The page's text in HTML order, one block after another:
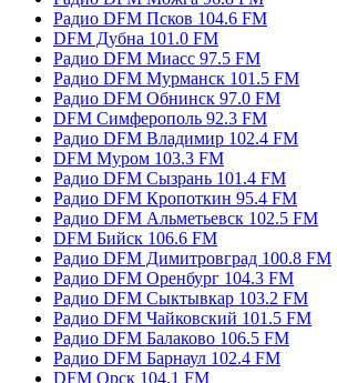
Радио DFM Псков 104.6 FM
DFM Дубна 101.0 FM
Радио DFM Миасс 97.5 FM
Радио DFM Мурманск 101.5 FM
Радио DFM Обнинск 97.0 FM
DFM Симферополь 92.3 FM
Радио DFM Владимир 102.4 FM
DFM Муром 103.3 FM
Радио DFM Сызрань 101.4 FM
Радио DFM Кропоткин 95.4 FM
Радио DFM Альметьевск 102.5 FM
DFM Бийск 106.6 FM
Радио DFM Димитровград 100.8 FM
Радио DFM Оренбург 104.3 FM
Радио DFM Сыктывкар 103.2 FM
Радио DFM Чайковский 101.5 FM
Радио DFM Балаково 106.5 FM
Радио DFM Барнаул 102.4 FM
DFM Орск 104.1 FM